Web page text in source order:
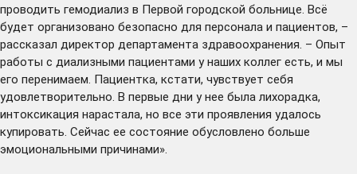
проводить гемодиализ в Первой городской больнице. Всё
будет организовано безопасно для персонала и пациентов, –
рассказал директор департамента здравоохранения. – Опыт
работы с диализными пациентами у наших коллег есть, и мы
его перенимаем. Пациентка, кстати, чувствует себя
удовлетворительно. В первые дни у нее была лихорадка,
интоксикация нарастала, но все эти проявления удалось
купировать. Сейчас ее состояние обусловлено больше
эмоциональными причинами».